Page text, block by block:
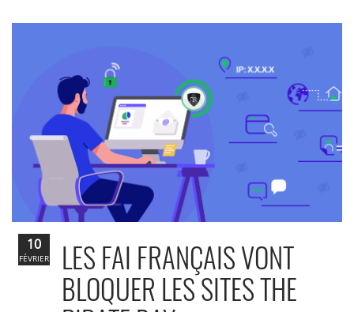
LES FAI FRANÇAIS VONT
BLOQUER LES SITES THE
10
FÉVRIER